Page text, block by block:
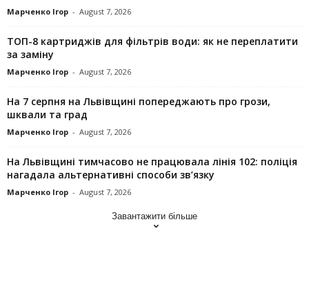
Марченко Ігор - August 7, 2026
ТОП-8 картриджів для фільтрів води: як не переплатити
за заміну
Марченко Ігор - August 7, 2026
На 7 серпня на Львівщині попереджають про грози,
шквали та град
Марченко Ігор - August 7, 2026
На Львівщині тимчасово не працювала лінія 102: поліція
нагадала альтернативні способи зв’язку
Марченко Ігор - August 7, 2026
Завантажити більше